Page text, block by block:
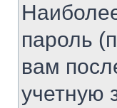
пароль
вам
учетную